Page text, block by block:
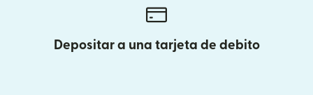
Depositar a una tarjeta de debito